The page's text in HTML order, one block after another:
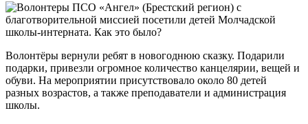
Волонтёры вернули ребят в новогоднюю сказку. Подарили
подарки, привезли огромное количество канцелярии, вещей и
обуви. На мероприятии присутствовало около 80 детей
разных возрастов, а также преподаватели и администрация
школы.